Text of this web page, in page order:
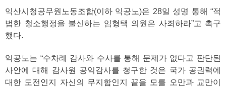
익산시청공무원노동조합(이하 익공노)은 28일 성명 통해 “적
법한 청소행정을 불신하는 임형택 의원은 사죄하라”고 촉구
했다.
익공노는 “수차례 감사와 수사를 통해 문제가 없다고 판단된
사안에 대해 감사원 공익감사를 청구한 것은 국가 공권력에
대한 도전인지 자신의 무지함인지 끝을 모를 오만과 교만이